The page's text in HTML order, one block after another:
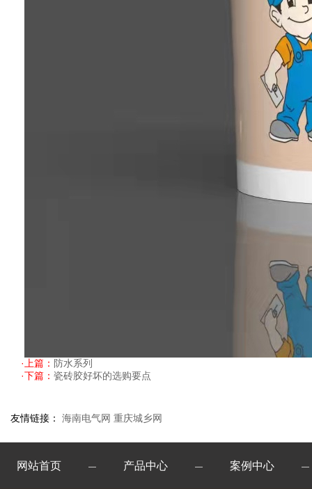
·上篇： 防水系列
·下篇： 瓷砖胶好坏的选购要点
友情链接： 海南电气网 重庆城乡网
网站首页 — 产品中心 — 案例中心 —